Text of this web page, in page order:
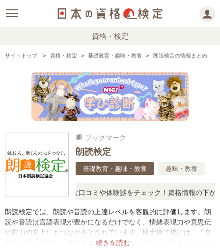
資格・検定
サイトトップ 資格・検定 基礎教育・趣味・教養 朗読検定の情報まとめ
bookmarks ブックマーク
朗読検定
基礎教育・趣味・教養 趣味・教養
思ったら、リアルな口コミや体験談をチェック！資格情報の下から
...続きを読む
朗読検定では、朗読や音読の上達レベルを客観的に評価します。朗
読や音読は言語表現が豊かになるだけでなく、情緒表現力や意思伝
達能力の向上にもつながるとされています。検定終了後には、「文
章の内容を理解し、伝える力」を伸ばしていくためのアドバイスを